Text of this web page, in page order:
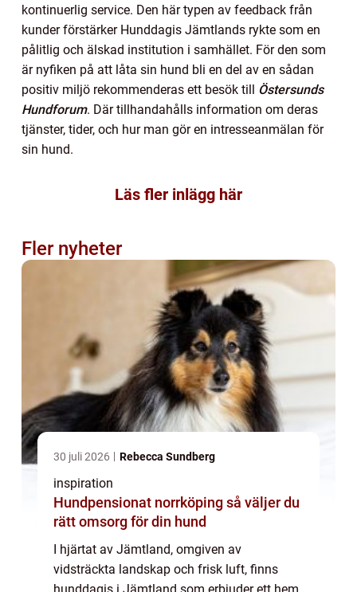
kontinuerlig service. Den här typen av feedback från
kunder förstärker Hunddagis Jämtlands rykte som en
pålitlig och älskad institution i samhället. För den som
är nyfiken på att låta sin hund bli en del av en sådan
positiv miljö rekommenderas ett besök till Östersunds
Hundforum. Där tillhandahålls information om deras
tjänster, tider, och hur man gör en intresseanmälan för
sin hund.
Läs fler inlägg här
Fler nyheter
30 juli 2026 Rebecca Sundberg
inspiration
Hundpensionat norrköping så väljer du
rätt omsorg för din hund
I hjärtat av Jämtland, omgiven av
vidsträckta landskap och frisk luft, finns